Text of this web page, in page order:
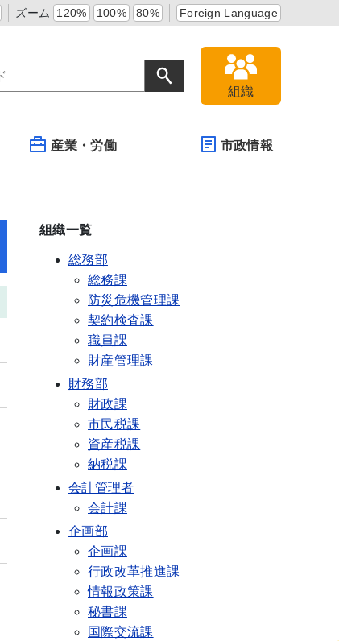
ズーム 120% 100% 80% Foreign Language
組織
産業・労働 市政情報
組織一覧
総務部
総務課
防災危機管理課
契約検査課
職員課
財産管理課
財務部
財政課
市民税課
資産税課
納税課
会計管理者
会計課
企画部
企画課
行政改革推進課
情報政策課
秘書課
国際交流課